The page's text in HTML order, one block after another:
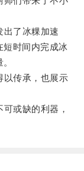
了冰粿加速
时间内完成冰
传承，也展示
或缺的利器，